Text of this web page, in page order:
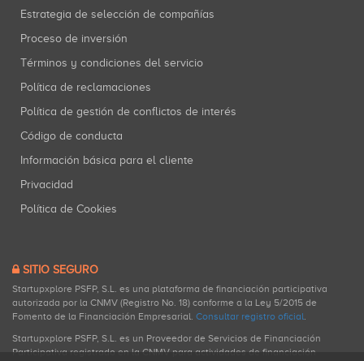
Estrategia de selección de compañías
Proceso de inversión
Términos y condiciones del servicio
Política de reclamaciones
Política de gestión de conflictos de interés
Código de conducta
Información básica para el cliente
Privacidad
Política de Cookies
SITIO SEGURO
Startupxplore PSFP, S.L. es una plataforma de financiación participativa
autorizada por la CNMV (Registro No. 18) conforme a la Ley 5/2015 de
Fomento de la Financiación Empresarial. Consultar registro oficial.
Startupxplore PSFP, S.L. es un Proveedor de Servicios de Financiación
Participativa registrado en la CNMV para actividades de financiación